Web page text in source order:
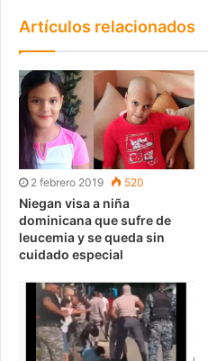
Artículos relacionados
2 febrero 2019 520
Niegan visa a niña
dominicana que sufre de
leucemia y se queda sin
cuidado especial